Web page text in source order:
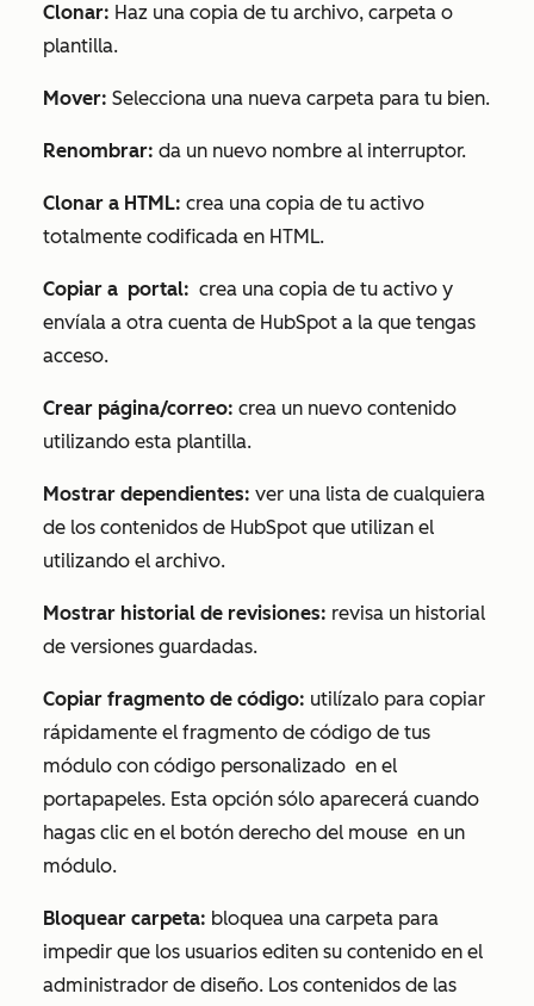
Clonar: Haz una copia de tu archivo, carpeta o
plantilla.
Mover: Selecciona una nueva carpeta para tu bien.
Renombrar: da un nuevo nombre al interruptor.
Clonar a HTML: crea una copia de tu activo
totalmente codificada en HTML.
Copiar a portal: crea una copia de tu activo y
envíala a otra cuenta de HubSpot a la que tengas
acceso.
Crear página/correo: crea un nuevo contenido
utilizando esta plantilla.
Mostrar dependientes: ver una lista de cualquiera
de los contenidos de HubSpot que utilizan el
utilizando el archivo.
Mostrar historial de revisiones: revisa un historial
de versiones guardadas.
Copiar fragmento de código: utilízalo para copiar
rápidamente el fragmento de código de tus
módulo con código personalizado en el
portapapeles. Esta opción sólo aparecerá cuando
hagas clic en el botón derecho del mouse en un
módulo.
Bloquear carpeta: bloquea una carpeta para
impedir que los usuarios editen su contenido en el
administrador de diseño. Los contenidos de las